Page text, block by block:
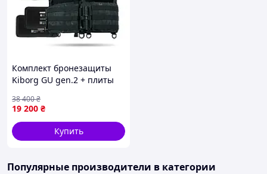
Комплект бронезащиты
Kiborg GU gen.2 + плиты
класса — Черный
Мультикам
19 200 ₴
38 400₴
Купить
Популярные производители в категории